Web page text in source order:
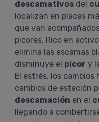
descamativos del
localizan en placas
que van
picores. Rico en
elimina las escamas
disminuye el picor y
El estrés, los cambios
cambios de estación
descamación en el
llegando a